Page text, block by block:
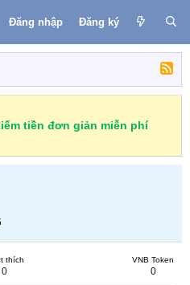
Đăng nhập Đăng ký
tiền đơn giản miễn phí
thích
0
VNB Token
0